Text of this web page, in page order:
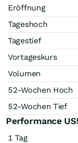
Eröffnung
Tageshoch
Tagestief
Vortageskurs
Volumen
52-Wochen Hoch
52-Wochen Tief
Performance
1 Tag